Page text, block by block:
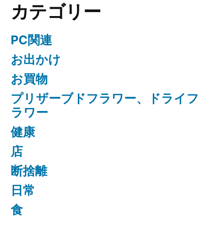
カテゴリー
PC関連
お出かけ
お買物
プリザーブドフラワー、ドライフ
ラワー
健康
店
断捨離
日常
食